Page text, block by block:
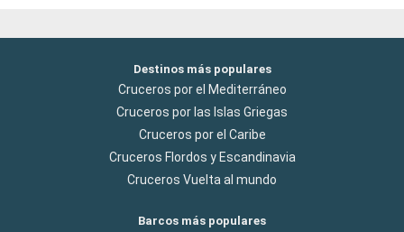
Destinos más populares
Cruceros por el Mediterráneo
Cruceros por las Islas Griegas
Cruceros por el Caribe
Cruceros Flordos y Escandinavia
Cruceros Vuelta al mundo
Barcos más populares